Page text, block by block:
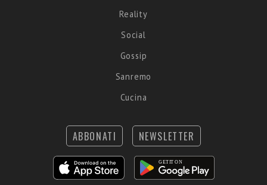
Reality
Social
Gossip
Sanremo
Cucina
ABBONATI NEWSLETTER